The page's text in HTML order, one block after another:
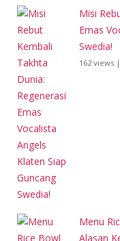
Misi
Emas
Swedia!
162 views |
Menu
Alasan